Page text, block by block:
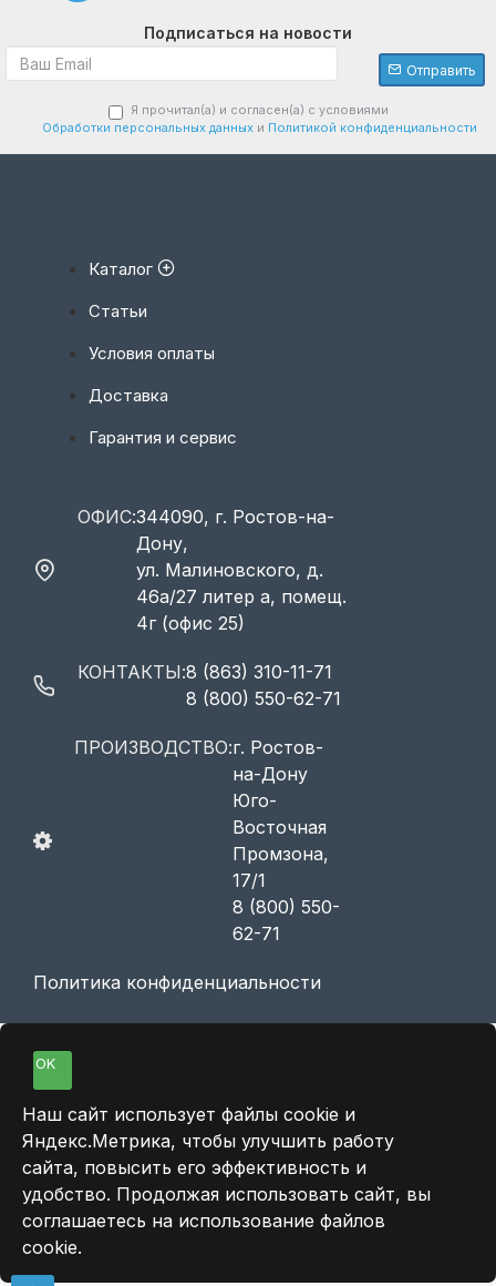
Подписаться на новости
Отправить
Я прочитал(а) и согласен(а) с условиями
Обработки персональных данныхи Политикой конфиденциальности
Каталог
Статьи
Условия оплаты
Доставка
Гарантия и сервис
ОФИС:344090, г. Ростов-на-
Дону,
ул. Малиновского, д.
46а/27 литер а, помещ.
4г (офис 25)
КОНТАКТЫ:8 (863) 310-11-71
8 (800) 550-62-71
ПРОИЗВОДСТВО:г. Ростов-
на-Дону
Юго-
Восточная
Промзона,
17/1
8 (800) 550-
62-71
Политика конфиденциальности
OK
Наш сайт использует файлы cookie и
Яндекс.Метрика, чтобы улучшить работу
сайта, повысить его эффективность и
удобство. Продолжая использовать сайт, вы
соглашаетесь на использование файлов
cookie.